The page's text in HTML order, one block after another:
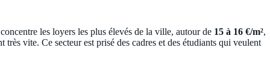
les loyers les plus élevés de la ville, autour de 15 à 16 €/m²,
vite. Ce secteur est prisé des cadres et des étudiants qui veulent